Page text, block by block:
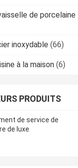
de porcelaine
inoxydable (66)
à la maison (6)
PRODUITS
de service de
de luxe